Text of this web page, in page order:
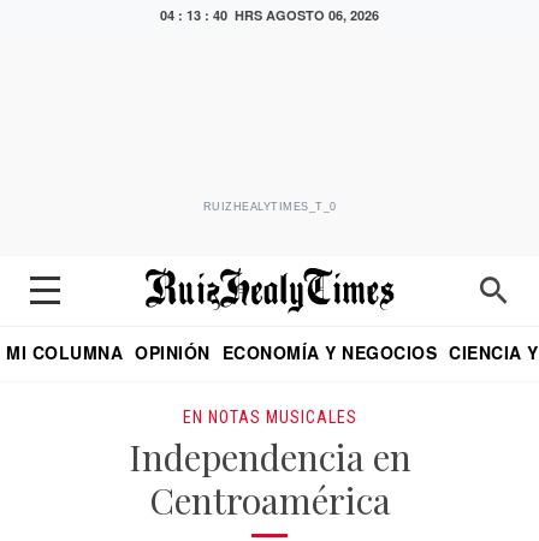
04 : 13 : 41 HRS AGOSTO 06, 2026
RUIZHEALYTIMES_T_0
MI COLUMNA OPINIÓN ECONOMÍA Y NEGOCIOS CIENCIA
EN NOTAS MUSICALES
Independencia en
Centroamérica